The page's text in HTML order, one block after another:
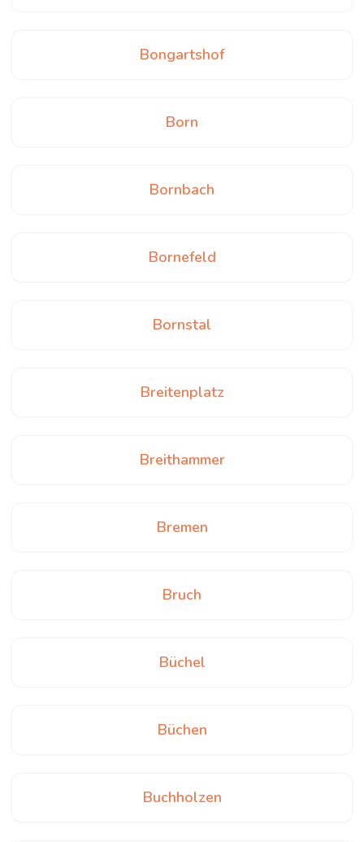
Bongartshof
Born
Bornbach
Bornefeld
Bornstal
Breitenplatz
Breithammer
Bremen
Bruch
Büchel
Büchen
Buchholzen